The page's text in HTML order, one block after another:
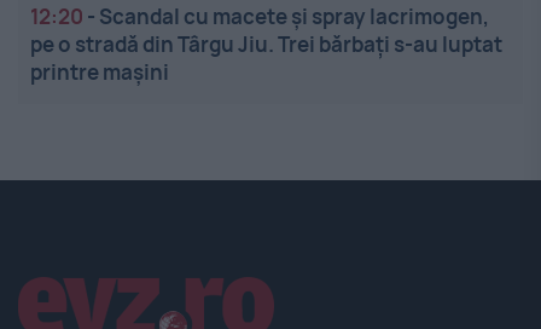
12:20 - Scandal cu macete și spray lacrimogen,
pe o stradă din Târgu Jiu. Trei bărbați s-au luptat
printre mașini
Linkuri utile